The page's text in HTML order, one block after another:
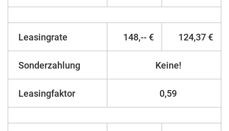
Leasingrate 148,-- € 124,37 €
Sonderzahlung Keine!
Leasingfaktor 0,59